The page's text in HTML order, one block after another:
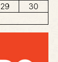
29
30